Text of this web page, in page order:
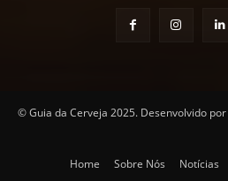
© Guia da Cerveja 2025. Desenvolvido por
Home Sobre Nós Notícias